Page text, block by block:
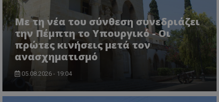
Με τη νέα του σύνθεση συνεδριάζει
την Πέμπτη το Υπουργικό - Οι
πρώτες κινήσεις μετά τον
ανασχηματισμό
05.08.2026 - 19:04
VISITOR_PRIVACY_METADATA
YouTube
.youtube.com